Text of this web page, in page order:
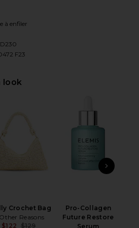
IN CHILI RED ON
IN CHILI RED ON
IN CHILI RED ON
à enfiler
F23
look
Crochet Bag
Reasons
$122 $129
Pro-Collagen
Future Restore
Serum